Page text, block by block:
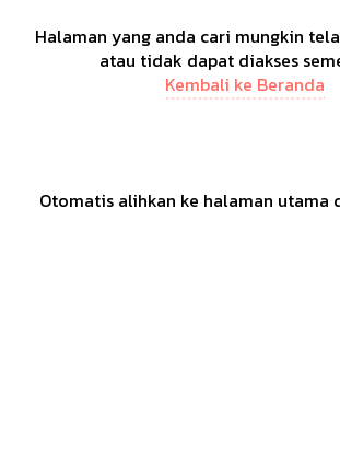
Halaman yang anda cari mungkin
atau tidak dapat diakses
Kembali ke Beranda
Otomatis alihkan ke halaman utama